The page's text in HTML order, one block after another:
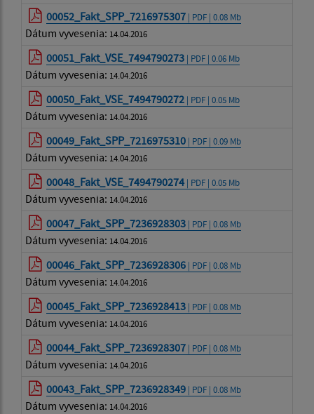
00052_Fakt_SPP_7216975307 | PDF | 0.08 Mb
Dátum vyvesenia: 14.04.2016
00051_Fakt_VSE_7494790273 | PDF | 0.06 Mb
Dátum vyvesenia: 14.04.2016
00050_Fakt_VSE_7494790272 | PDF | 0.05 Mb
Dátum vyvesenia: 14.04.2016
00049_Fakt_SPP_7216975310 | PDF | 0.09 Mb
Dátum vyvesenia: 14.04.2016
00048_Fakt_VSE_7494790274 | PDF | 0.05 Mb
Dátum vyvesenia: 14.04.2016
00047_Fakt_SPP_7236928303 | PDF | 0.08 Mb
Dátum vyvesenia: 14.04.2016
00046_Fakt_SPP_7236928306 | PDF | 0.08 Mb
Dátum vyvesenia: 14.04.2016
00045_Fakt_SPP_7236928413 | PDF | 0.08 Mb
Dátum vyvesenia: 14.04.2016
00044_Fakt_SPP_7236928307 | PDF | 0.08 Mb
Dátum vyvesenia: 14.04.2016
00043_Fakt_SPP_7236928349 | PDF | 0.08 Mb
Dátum vyvesenia: 14.04.2016